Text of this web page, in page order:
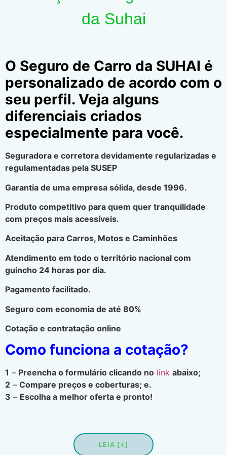
da Suhai
O Seguro de Carro da SUHAI é
personalizado de acordo com o
seu perfil. Veja alguns
diferenciais criados
especialmente para você.
Seguradora e corretora devidamente regularizadas e
regulamentadas pela SUSEP
Garantia de uma empresa sólida, desde 1996.
Produto competitivo para quem quer tranquilidade
com preços mais acessíveis.
Aceitação para Carros, Motos e Caminhões
Atendimento em todo o território nacional com
guincho 24 horas por dia.
Pagamento facilitado.
Seguro com economia de até 80%
Cotação e contratação online
Como funciona a cotação?
1 – Preencha o formulário clicando no link abaixo;
2 – Compare preços e coberturas; e.
3 – Escolha a melhor oferta e pronto!
LEIA [+]